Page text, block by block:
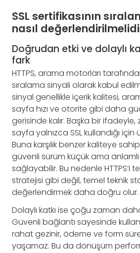
SSL sertifikasının
nasıl
Doğrudan etki ve dolaylı
fark
HTTPS, arama motorları
sıralama sinyali olarak kabul
sinyal genellikle içerik kalitesi,
sayfa hızı ve otorite gibi daha
gerisinde kalır. Başka bir ifadeyle,
sayfa yalnızca SSL kullandığı için
Buna karşılık benzer kaliteye
güvenli sürüm küçük ama
sağlayabilir. Bu nedenle HTTPS’i
stratejisi gibi değil, temel teknik
değerlendirmek daha doğru olur.
Dolaylı katkı ise çoğu zaman
Güvenli bağlantı sayesinde
rahat gezinir, ödeme ve form
yaşamaz. Bu da dönüşüm